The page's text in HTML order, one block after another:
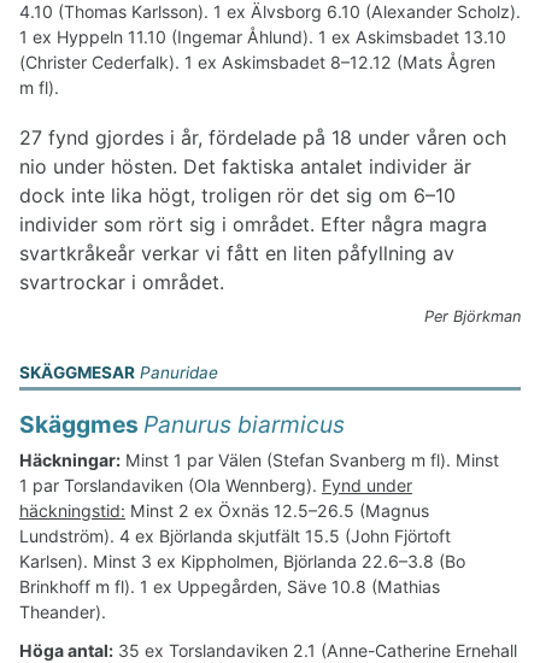
4.10 (Thomas Karlsson). 1 ex Älvsborg 6.10 (Alexander Scholz).
1 ex Hyppeln 11.10 (Ingemar Åhlund). 1 ex Askimsbadet 13.10
(Christer Cederfalk). 1 ex Askimsbadet 8–12.12 (Mats Ågren
m fl).
27 fynd gjordes i år, fördelade på 18 under våren och
nio under hösten. Det faktiska antalet individer är
dock inte lika högt, troligen rör det sig om 6–10
individer som rört sig i området. Efter några magra
svartkråkeår verkar vi fått en liten påfyllning av
svartrockar i området.
Per Björkman
SKÄGGMESAR Panuridae
Skäggmes Panurus biarmicus
Häckningar: Minst 1 par Välen (Stefan Svanberg m fl). Minst
1 par Torslandaviken (Ola Wennberg). Fynd under
häckningstid: Minst 2 ex Öxnäs 12.5–26.5 (Magnus
Lundström). 4 ex Björlanda skjutfält 15.5 (John Fjörtoft
Karlsen). Minst 3 ex Kippholmen, Björlanda 22.6–3.8 (Bo
Brinkhoff m fl). 1 ex Uppegården, Säve 10.8 (Mathias
Theander).
Höga antal: 35 ex Torslandaviken 2.1 (Anne-Catherine Ernehall